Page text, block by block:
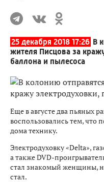
25 декабря 2018 17:26 В
жителя Писцова за
баллона и пылесоса
Еще в августе два пьяных
воспользовались тем, что
дома технику.
Электродуховку «Delta»,
а также DVD-
стал знакомый женщины,
стал.